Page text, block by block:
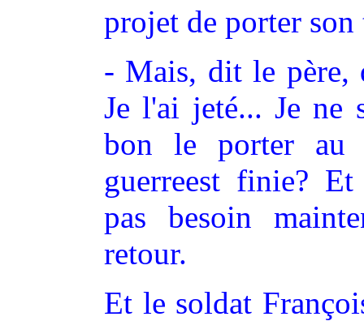
projet de porter
- Mais, dit le père,
Je l'ai jeté... Je ne
bon le porter au
guerreest finie?
pas besoin
retour.
Et le soldat